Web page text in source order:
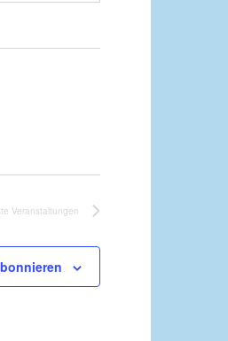
Veranstaltungen